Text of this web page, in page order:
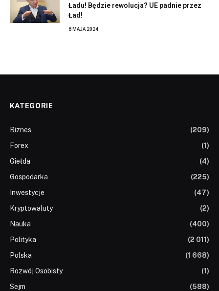
Ładu! Będzie rewolucja? UE padnie przez
Ład!
8 MAJA 2024
KATEGORIE
Biznes
(209)
Forex
(1)
Giełda
(4)
Gospodarka
(225)
Inwestycje
(47)
Kryptowaluty
(2)
Nauka
(400)
Polityka
(2 011)
Polska
(1 668)
Rozwój Osobisty
(1)
Sejm
(588)